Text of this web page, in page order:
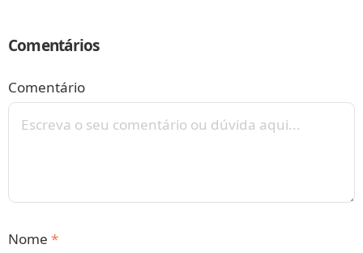
Comentários
Comentário
Nome *